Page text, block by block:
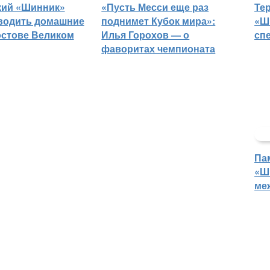
«Шинник»
домашние
Великом
«Пусть Месси еще раз
поднимет Кубок мира»:
Илья Горохов — о
фаворитах чемпионата